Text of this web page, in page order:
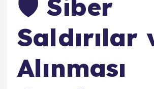
🛡️ Siber
Saldırılar
Alınması